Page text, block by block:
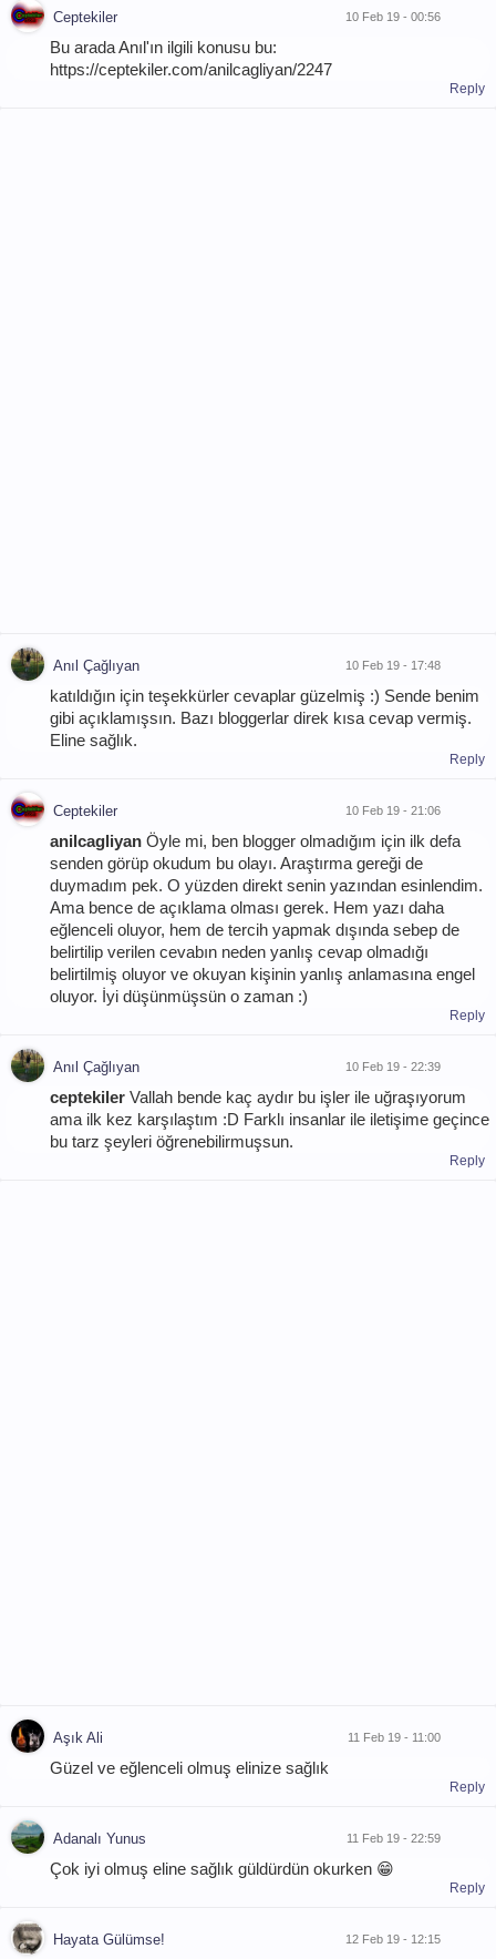
Ceptekiler 10 Feb 19 - 00:56
Bu arada Anıl'ın ilgili konusu bu:
https://ceptekiler.com/anilcagliyan/2247
Reply
Anıl Çağlıyan 10 Feb 19 - 17:48
katıldığın için teşekkürler cevaplar güzelmiş :) Sende benim
gibi açıklamışsın. Bazı bloggerlar direk kısa cevap vermiş.
Eline sağlık.
Reply
Ceptekiler 10 Feb 19 - 21:06
anilcagliyan Öyle mi, ben blogger olmadığım için ilk defa
senden görüp okudum bu olayı. Araştırma gereği de
duymadım pek. O yüzden direkt senin yazından esinlendim.
Ama bence de açıklama olması gerek. Hem yazı daha
eğlenceli oluyor, hem de tercih yapmak dışında sebep de
belirtilip verilen cevabın neden yanlış cevap olmadığı
belirtilmiş oluyor ve okuyan kişinin yanlış anlamasına engel
oluyor. İyi düşünmüşsün o zaman :)
Reply
Anıl Çağlıyan 10 Feb 19 - 22:39
ceptekiler Vallah bende kaç aydır bu işler ile uğraşıyorum
ama ilk kez karşılaştım :D Farklı insanlar ile iletişime geçince
bu tarz şeyleri öğrenebilirmuşsun.
Reply
Aşık Ali 11 Feb 19 - 11:00
Güzel ve eğlenceli olmuş elinize sağlık
Reply
Adanalı Yunus 11 Feb 19 - 22:59
Çok iyi olmuş eline sağlık güldürdün okurken 😁
Reply
Hayata Gülümse! 12 Feb 19 - 12:15